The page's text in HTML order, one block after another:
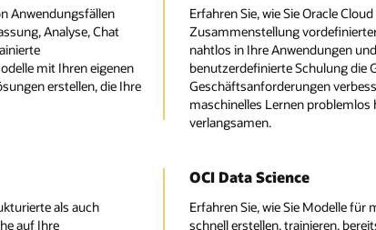
Anwendungsfällen
Analyse, Chat
mit Ihren eigenen
erstellen, die Ihre
Erfahren Sie, wie Sie Oracle
Zusammenstellung
nahtlos in Ihre Anwendungen
benutzerdefinierte Schulung die
Geschäftsanforderungen
maschinelles Lernen
verlangsamen.
als auch
auf Ihre
OCI Data Science
Erfahren Sie, wie Sie Modelle
schnell erstellen, trainieren,